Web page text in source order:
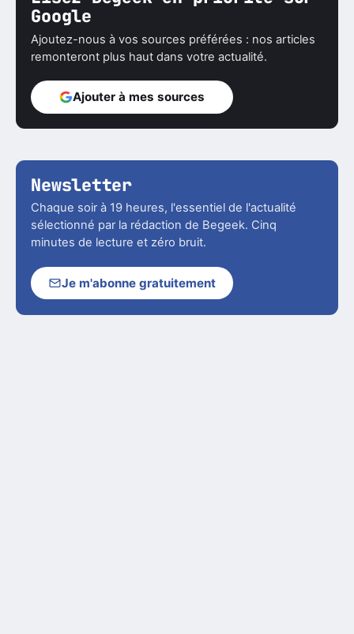
Google
Ajoutez-nous à vos sources préférées : nos articles
remonteront plus haut dans votre actualité.
Ajouter à mes sources
Newsletter
Chaque soir à 19 heures, l'essentiel de l'actualité
sélectionné par la rédaction de Begeek. Cinq
minutes de lecture et zéro bruit.
Je m'abonne gratuitement